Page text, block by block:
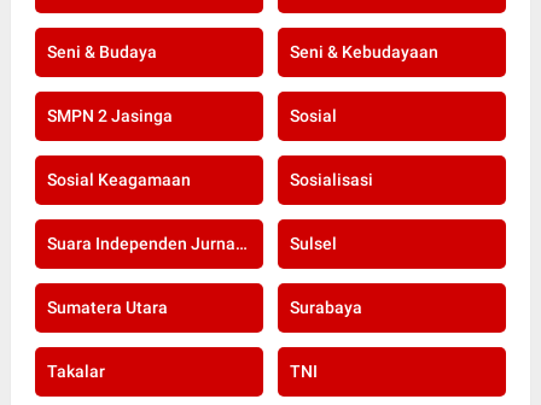
Seni & Budaya Seni & Kebudayaan
SMPN 2 Jasinga Sosial
Sosial Keagamaan Sosialisasi
Suara Independen Jurnalis Indonesia Sulsel
Sumatera Utara Surabaya
Takalar TNI